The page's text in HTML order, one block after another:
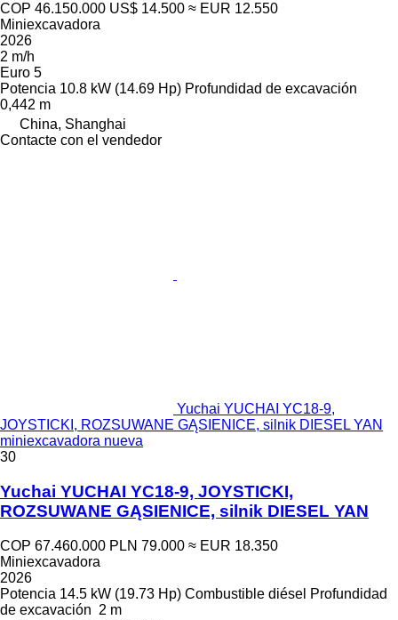
COP 46.150.000 US$ 14.500 ≈ EUR 12.550
Miniexcavadora
2026
2 m/h
Euro 5
Potencia 10.8 kW (14.69 Hp) Profundidad de excavación
0,442 m
China, Shanghai
Contacte con el vendedor
Yuchai YUCHAI YC18-9,
JOYSTICKI, ROZSUWANE GĄSIENICE, silnik DIESEL YAN
miniexcavadora nueva
30
Yuchai YUCHAI YC18-9, JOYSTICKI,
ROZSUWANE GĄSIENICE, silnik DIESEL YAN
COP 67.460.000 PLN 79.000 ≈ EUR 18.350
Miniexcavadora
2026
Potencia 14.5 kW (19.73 Hp) Combustible diésel Profundidad
de excavación 2 m